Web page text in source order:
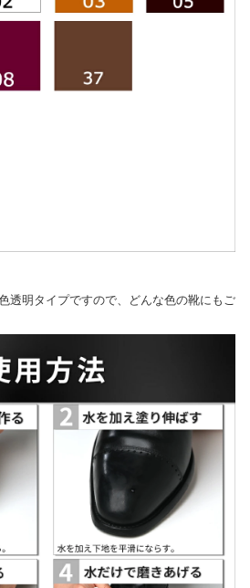
透明タイプですので、どんな色の靴にもご